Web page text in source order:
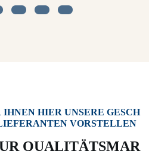
HIER UNSERE GESCH
VORSTELLEN
QUALITÄTSMAR